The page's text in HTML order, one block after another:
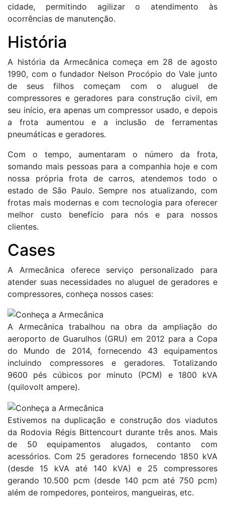
cidade, permitindo agilizar o atendimento às
ocorrências de manutenção.
História
A história da Armecânica começa em 28 de agosto
1990, com o fundador Nelson Procópio do Vale junto
de seus filhos começam com o aluguel de
compressores e geradores para construção civil, em
seu início, era apenas um compressor usado, e depois
a frota aumentou e a inclusão de ferramentas
pneumáticas e geradores.
Com o tempo, aumentaram o número da frota,
somando mais pessoas para a companhia hoje e com
nossa própria frota de carros, atendemos todo o
estado de São Paulo. Sempre nos atualizando, com
frotas mais modernas e com tecnologia para oferecer
melhor custo benefício para nós e para nossos
clientes.
Cases
A Armecânica oferece serviço personalizado para
atender suas necessidades no aluguel de geradores e
compressores, conheça nossos cases:
A Armecânica trabalhou na obra da ampliação do
aeroporto de Guarulhos (GRU) em 2012 para a Copa
do Mundo de 2014, fornecendo 43 equipamentos
incluindo compressores e geradores. Totalizando
9600 pés cúbicos por minuto (PCM) e 1800 kVA
(quilovolt ampere).
Estivemos na duplicação e construção dos viadutos
da Rodovia Régis Bittencourt durante três anos. Mais
de 50 equipamentos alugados, contanto com
acessórios. Com 25 geradores fornecendo 1850 kVA
(desde 15 kVA até 140 kVA) e 25 compressores
gerando 10.500 pcm (desde 140 pcm até 750 pcm)
além de rompedores, ponteiros, mangueiras, etc.